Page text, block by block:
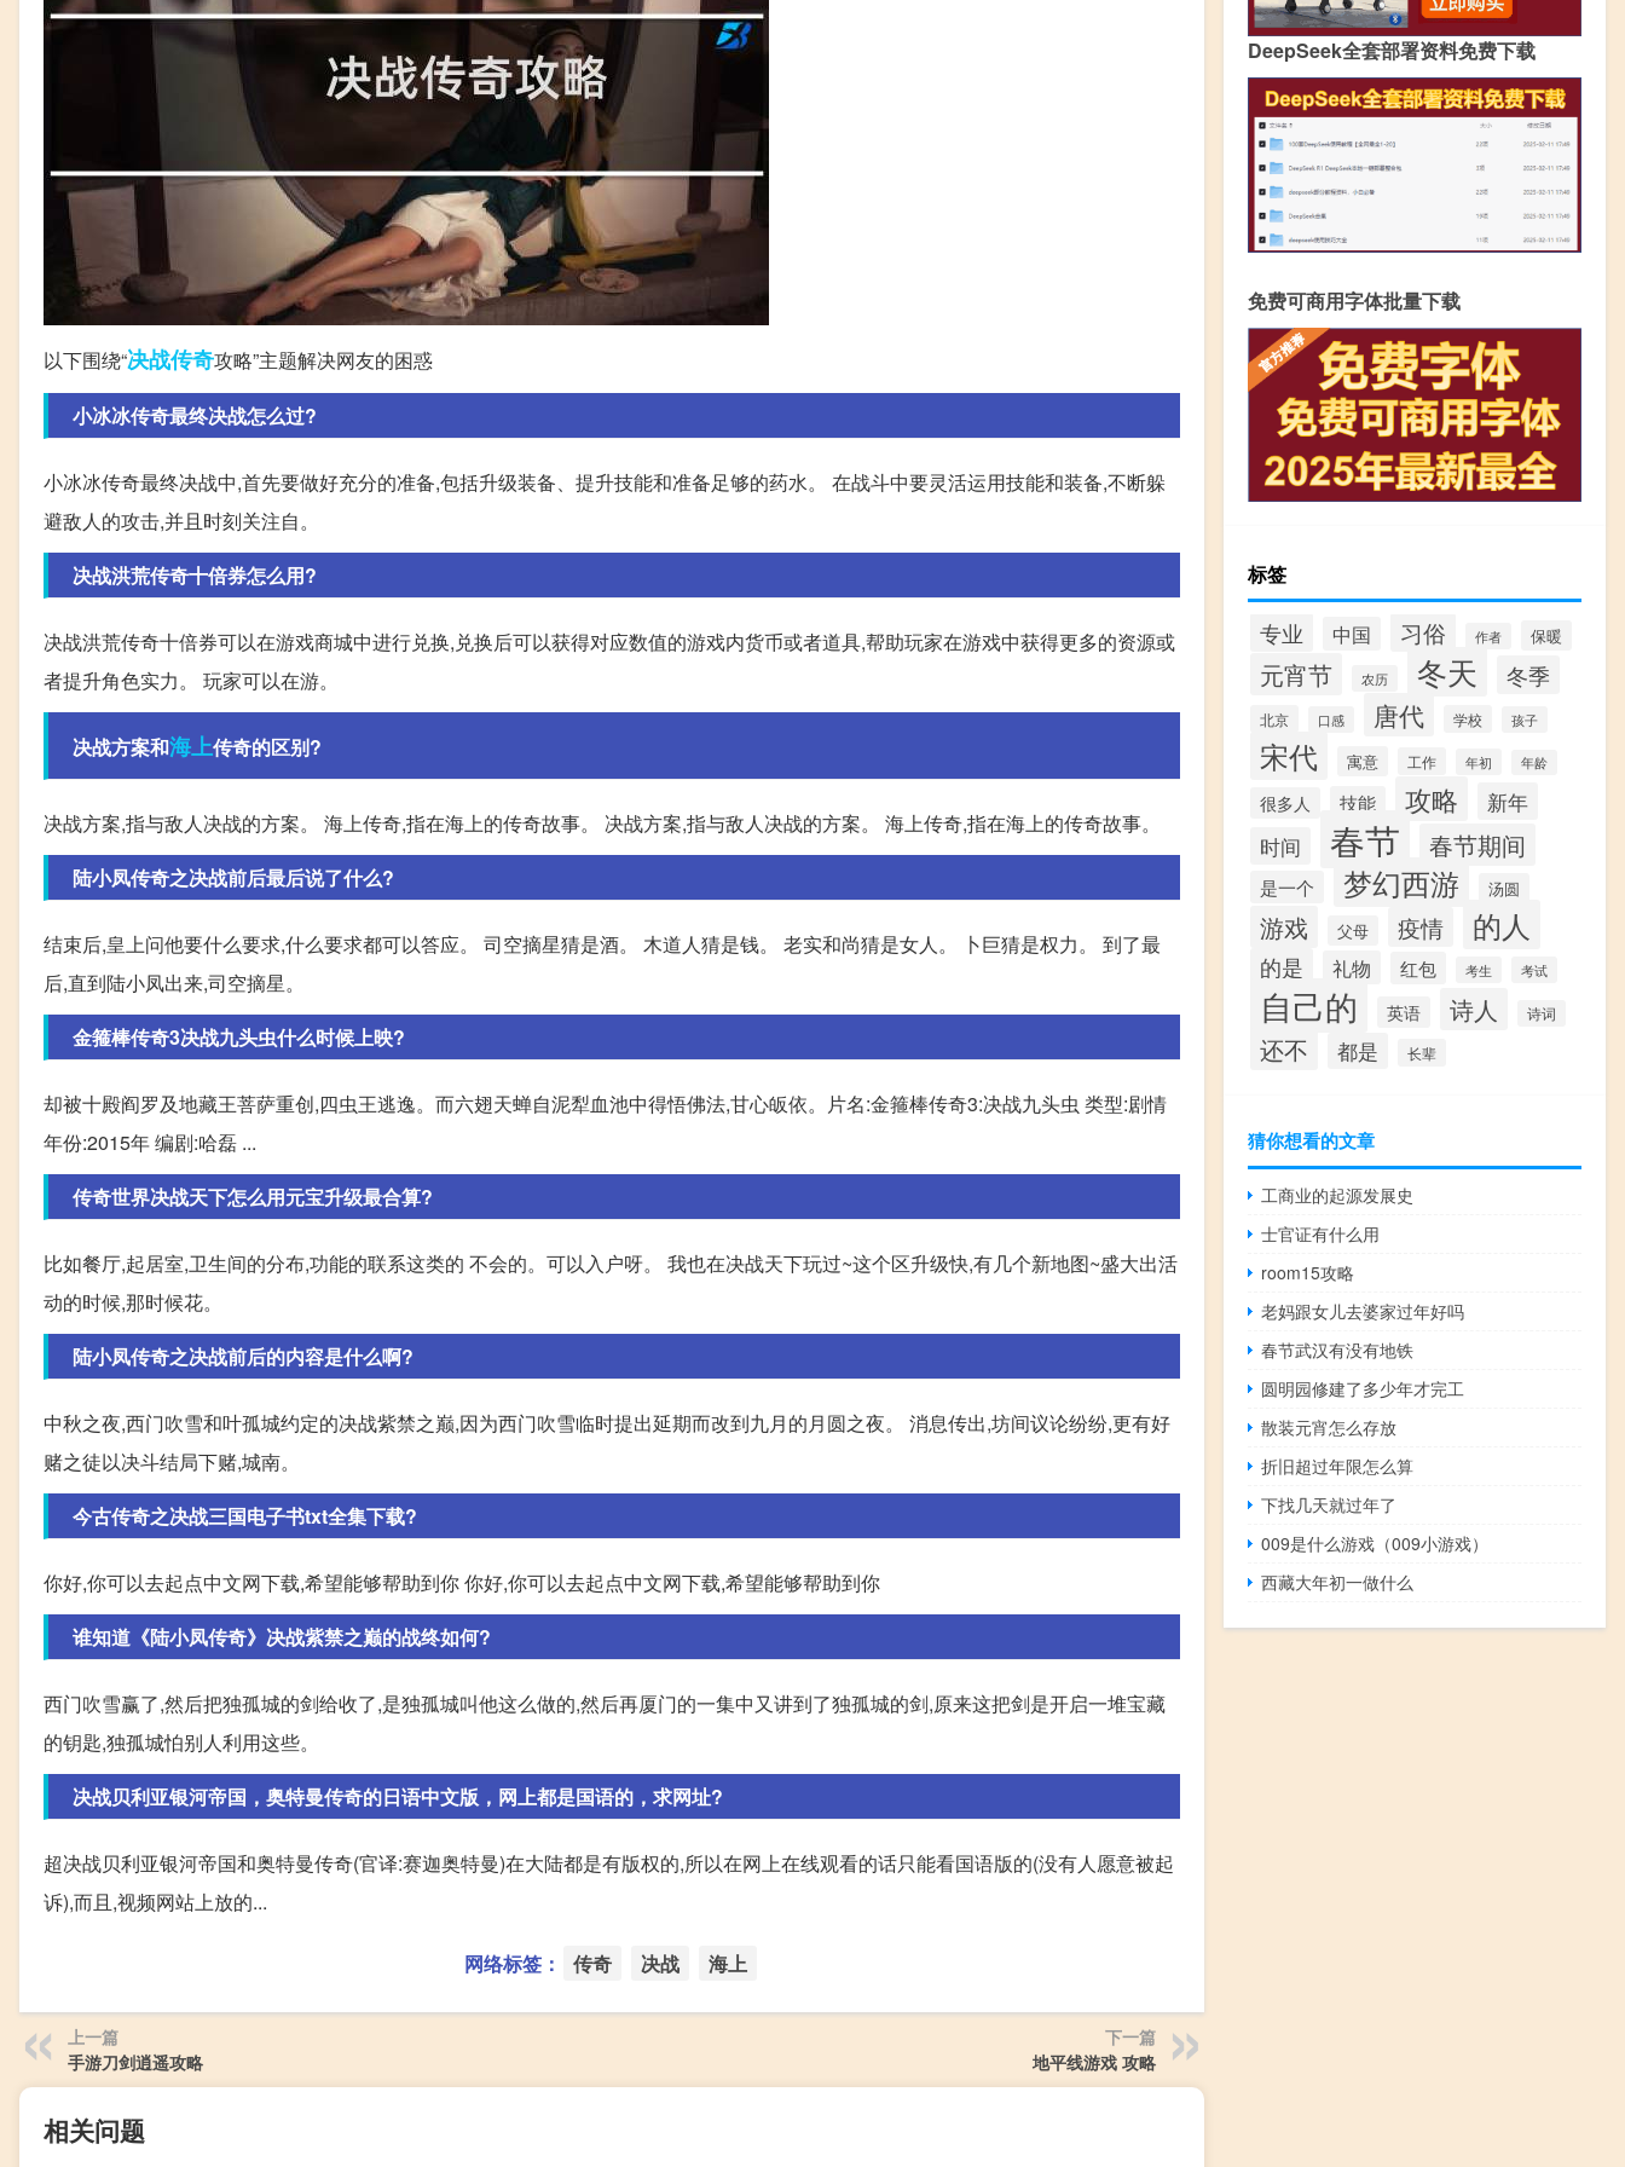
以下围绕“决战传奇攻略”主题解决网友的困惑
小冰冰传奇最终决战怎么过?
小冰冰传奇最终决战中,首先要做好充分的准备,包括升级装备、提升技能和准备足够的药水。 在战斗中要灵活运用技能和装备,不断躲
避敌人的攻击,并且时刻关注自。
决战洪荒传奇十倍券怎么用?
决战洪荒传奇十倍券可以在游戏商城中进行兑换,兑换后可以获得对应数值的游戏内货币或者道具,帮助玩家在游戏中获得更多的资源或
者提升角色实力。 玩家可以在游。
决战方案和海上传奇的区别?
决战方案,指与敌人决战的方案。 海上传奇,指在海上的传奇故事。 决战方案,指与敌人决战的方案。 海上传奇,指在海上的传奇故事。
陆小凤传奇之决战前后最后说了什么?
结束后,皇上问他要什么要求,什么要求都可以答应。 司空摘星猜是酒。 木道人猜是钱。 老实和尚猜是女人。 卜巨猜是权力。 到了最
后,直到陆小凤出来,司空摘星。
金箍棒传奇3决战九头虫什么时候上映?
却被十殿阎罗及地藏王菩萨重创,四虫王逃逸。而六翅天蝉自泥犁血池中得悟佛法,甘心皈依。片名:金箍棒传奇3:决战九头虫 类型:剧情
年份:2015年 编剧:哈磊 ...
传奇世界决战天下怎么用元宝升级最合算?
比如餐厅,起居室,卫生间的分布,功能的联系这类的 不会的。可以入户呀。 我也在决战天下玩过~这个区升级快,有几个新地图~盛大出活
动的时候,那时候花。
陆小凤传奇之决战前后的内容是什么啊?
中秋之夜,西门吹雪和叶孤城约定的决战紫禁之巅,因为西门吹雪临时提出延期而改到九月的月圆之夜。 消息传出,坊间议论纷纷,更有好
赌之徒以决斗结局下赌,城南。
今古传奇之决战三国电子书txt全集下载?
你好,你可以去起点中文网下载,希望能够帮助到你 你好,你可以去起点中文网下载,希望能够帮助到你
谁知道《陆小凤传奇》决战紫禁之巅的战终如何?
西门吹雪赢了,然后把独孤城的剑给收了,是独孤城叫他这么做的,然后再厦门的一集中又讲到了独孤城的剑,原来这把剑是开启一堆宝藏
的钥匙,独孤城怕别人利用这些。
决战贝利亚银河帝国，奥特曼传奇的日语中文版，网上都是国语的，求网址?
超决战贝利亚银河帝国和奥特曼传奇(官译:赛迦奥特曼)在大陆都是有版权的,所以在网上在线观看的话只能看国语版的(没有人愿意被起
诉),而且,视频网站上放的...
网络标签： 传奇 决战 海上
上一篇
手游刀剑逍遥攻略
下一篇
地平线游戏 攻略
相关问题
DeepSeek全套部署资料免费下载
免费可商用字体批量下载
标签
专业 中国 习俗 作者 保暖
元宵节 农历 冬天 冬季
北京 口感 唐代 学校 孩子
宋代 寓意 工作 年初 年龄
很多人 技能 攻略
新年
时间
春节 春节期间
是一个 梦幻西游 汤圆
游戏 父母 疫情 的人
的是 礼物 红包 考生 考试
自己的 英语 诗人 诗词
还不 都是 长辈
猜你想看的文章
工商业的起源发展史
士官证有什么用
room15攻略
老妈跟女儿去婆家过年好吗
春节武汉有没有地铁
圆明园修建了多少年才完工
散装元宵怎么存放
折旧超过年限怎么算
下找几天就过年了
009是什么游戏（009小游戏）
西藏大年初一做什么